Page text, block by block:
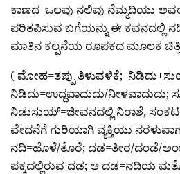
ಕಾಣದ ಒಲವು ನಲಿವು ನೆಮ್ಮದಿಯು
ಪರಿತಪಿಸುವ ಬಗೆಯನ್ನು ಈ ಕವನದಲ್ಲಿ
ಮಾತಿನ ಕಲ್ಪನೆಯ ರೂಪಕದ ಮೂಲಕ
( ಮೋಹ=ತಪ್ಪು ತಿಳುವಳಿಕೆ;
ನಿಡಿದು=ಉದ್ದವಾದುದು/
ನಿಡುಸುಯ್=ಜೀವನದಲ್ಲಿ ನಿರಾಶೆ,
ವೇದನೆಗೆ ಗುರಿಯಾಗಿ ವ್ಯಕ್ತಿಯು
ನದಿ=ಹೊಳೆ/ತೊರೆ; ದಡ=ತೀರ/ದಂಡೆ/
ಪಕ್ಕದಲ್ಲಿರುವ ದಡ; ಆ ದಡ=ನದಿಯ